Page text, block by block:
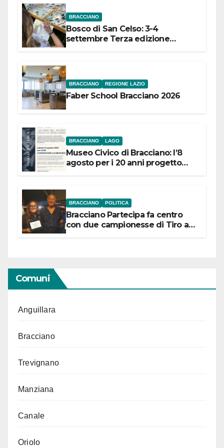
BRACCIANO
Bosco di San Celso: 3-4
settembre Terza edizione
BRACCIANO REGIONE LAZIO
Faber School Bracciano 2026
BRACCIANO LAGO
Museo Civico di Bracciano: l’8
agosto per i 20 anni progetto
BRACCIANO POLITICA
Bracciano Partecipa fa centro
con due campionesse di Tiro a
Comuni
Anguillara
Bracciano
Trevignano
Manziana
Canale
Oriolo